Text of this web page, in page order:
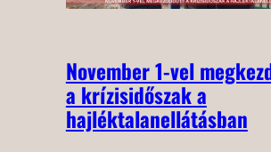
November 1-vel
a krízisidőszak a
hajléktalanellátásban